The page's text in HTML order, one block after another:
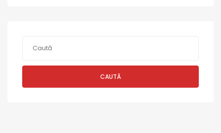
CAUTĂ